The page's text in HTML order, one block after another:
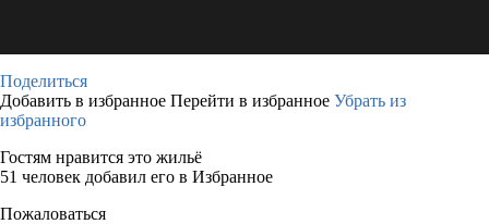
Поделиться
Добавить в избранное Перейти в избранное Убрать из
избранного
Гостям нравится это жильё
51 человек добавил его в Избранное
Пожаловаться